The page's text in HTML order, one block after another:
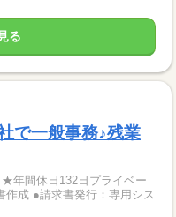
る
で一般事務♪残業
年間休日132日プライベー
作成 ●請求書発行：専用シス